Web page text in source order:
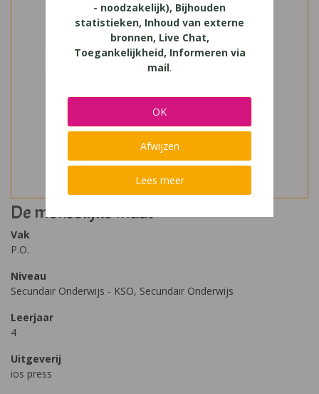
De menselijke maat
Vak
P.O.
Niveau
Secundair Onderwijs - KSO, Secundair Onderwijs
Leerjaar
4
Uitgeverij
ios press
- noodzakelijk), Bijhouden
statistieken, Inhoud van externe
bronnen, Live Chat,
Toegankelijkheid, Informeren via
mail.
OK
Afwijzen
Lees meer